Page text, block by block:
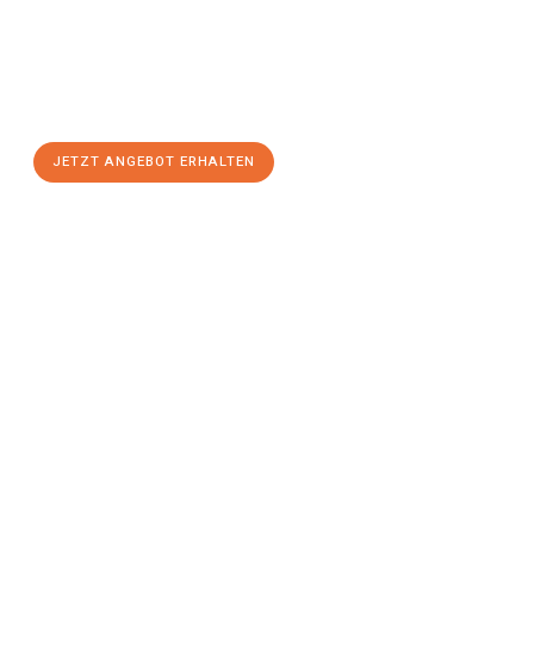
JETZT ANGEBOT ERHALTEN